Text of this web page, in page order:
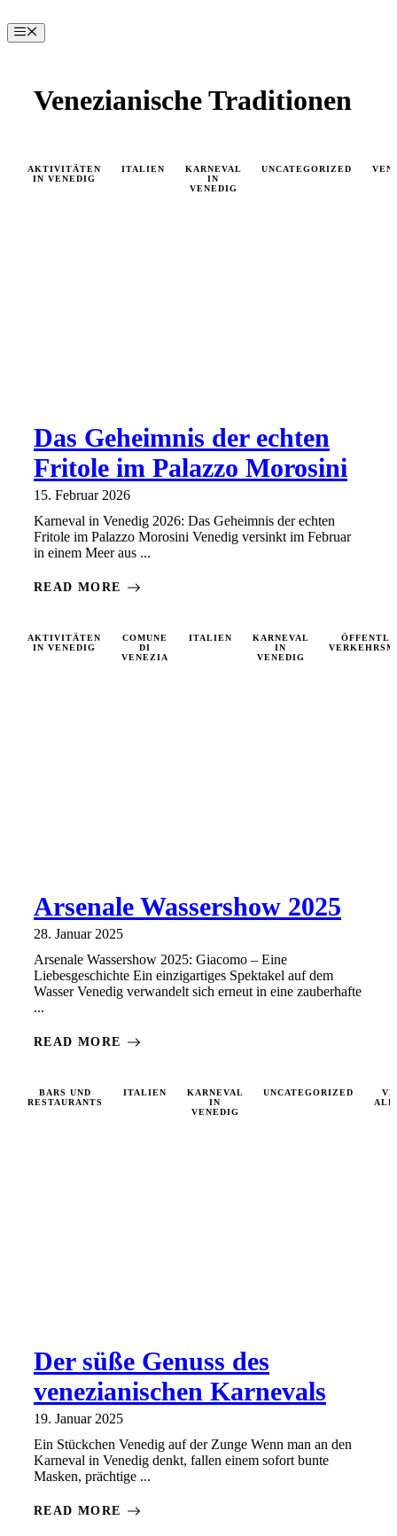
Inhalt
springen
Menü
Venezianische Traditionen
AKTIVITÄTEN
IN VENEDIG
ITALIEN
KARNEVAL
IN
VENEDIG
UNCATEGORIZED
Das Geheimnis der echten
Fritole im Palazzo Morosini
15. Februar 2026
Karneval in Venedig 2026: Das Geheimnis der echten
Fritole im Palazzo Morosini Venedig versinkt im Februar
in einem Meer aus ...
READ MORE
AKTIVITÄTEN
IN VENEDIG
COMUNE
DI
VENEZIA
ITALIEN
KARNEVAL
IN
VENEDIG
Arsenale Wassershow 2025
28. Januar 2025
Arsenale Wassershow 2025: Giacomo – Eine
Liebesgeschichte Ein einzigartiges Spektakel auf dem
Wasser Venedig verwandelt sich erneut in eine zauberhafte
...
READ MORE
BARS UND
RESTAURANTS
ITALIEN
KARNEVAL
IN
VENEDIG
UNCATEGORIZED
Der süße Genuss des
venezianischen Karnevals
19. Januar 2025
Ein Stückchen Venedig auf der Zunge Wenn man an den
Karneval in Venedig denkt, fallen einem sofort bunte
Masken, prächtige ...
READ MORE